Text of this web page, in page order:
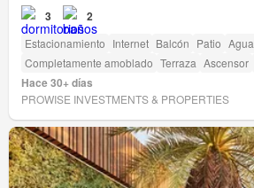
3 2
Estacionamiento Internet Balcón Patio Agua
Completamente amoblado Terraza Ascensor
Hace 30+ días
PROWISE INVESTMENTS & PROPERTIES